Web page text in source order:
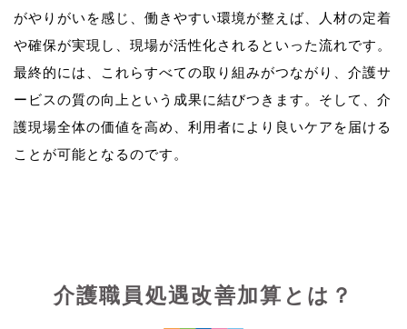
がやりがいを感じ、働きやすい環境が整えば、人材の定着
や確保が実現し、現場が活性化されるといった流れです。
最終的には、これらすべての取り組みがつながり、介護サ
ービスの質の向上という成果に結びつきます。そして、介
護現場全体の価値を高め、利用者により良いケアを届ける
介護職員処遇改善加算とは？